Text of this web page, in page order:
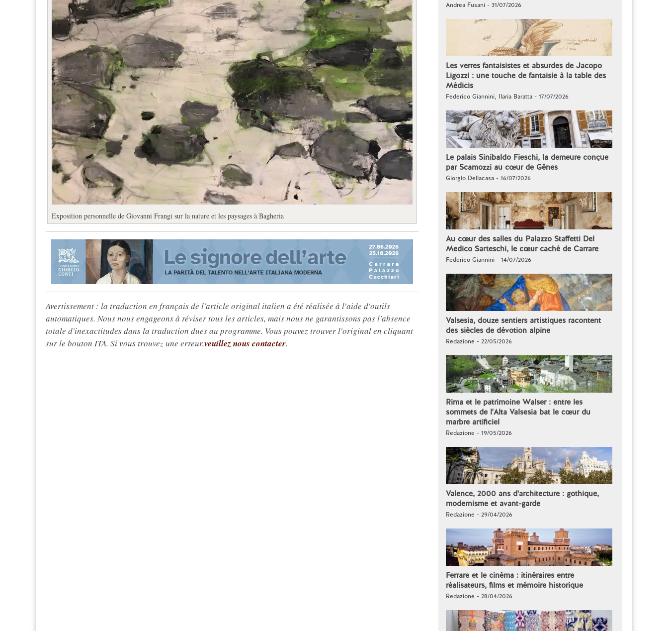
Exposition personnelle de Giovanni Frangi sur la nature et les paysages à Bagheria
Avertissement : la traduction en français de l'article original italien a été réalisée à l'aide d'outils
automatiques. Nous nous engageons à réviser tous les articles, mais nous ne garantissons pas l'absence
totale d'inexactitudes dans la traduction dues au programme. Vous pouvez trouver l'original en cliquant
sur le bouton ITA. Si vous trouvez une erreur,veuillez nous contacter.
Andrea Fusani - 31/07/2026
Les verres fantaisistes et absurdes de Jacopo
Ligozzi : une touche de fantaisie à la table des
Médicis
Federico Giannini, Ilaria Baratta - 17/07/2026
Le palais Sinibaldo Fieschi, la demeure conçue
par Scamozzi au cœur de Gênes
Giorgio Dellacasa - 16/07/2026
Au cœur des salles du Palazzo Staffetti Del
Medico Sarteschi, le cœur caché de Carrare
Federico Giannini - 14/07/2026
Valsesia, douze sentiers artistiques racontent
des siècles de dévotion alpine
Redazione - 22/05/2026
Rima et le patrimoine Walser : entre les
sommets de l'Alta Valsesia bat le cœur du
marbre artificiel
Redazione - 19/05/2026
Valence, 2000 ans d'architecture : gothique,
modernisme et avant-garde
Redazione - 29/04/2026
Ferrare et le cinéma : itinéraires entre
réalisateurs, films et mémoire historique
Redazione - 28/04/2026